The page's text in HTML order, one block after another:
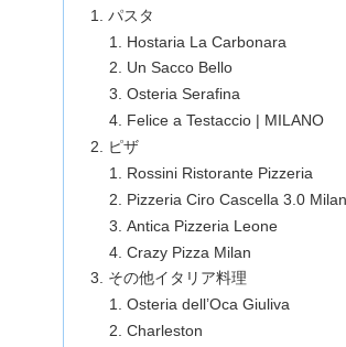
パスタ
Hostaria La Carbonara
Un Sacco Bello
Osteria Serafina
Felice a Testaccio | MILANO
ピザ
Rossini Ristorante Pizzeria
Pizzeria Ciro Cascella 3.0
Antica Pizzeria Leone
Crazy Pizza Milan
その他イタリア料理
Osteria dell’Oca Giuliva
Charleston